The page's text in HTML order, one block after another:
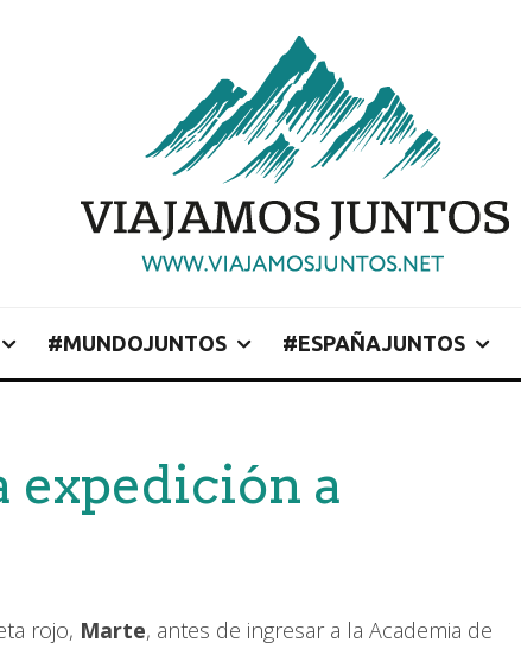
#MUNDOJUNTOS #ESPAÑAJUNTOS
expedición a
rojo, Marte, antes de ingresar a la Academia de